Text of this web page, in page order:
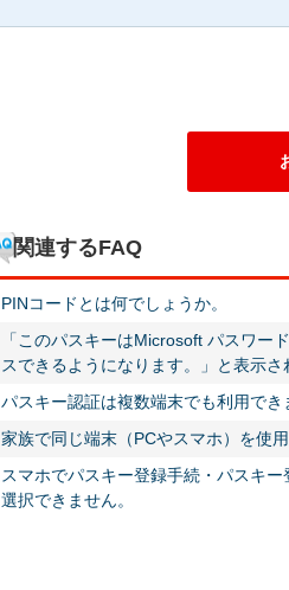
関連するFAQ
PINコードとは何でしょうか。
「このパスキーはMicrosoft パスワー
スできるようになります。」と表示さ
パスキー認証は複数端末でも利用でき
家族で同じ端末（PCやスマホ）を使
スマホでパスキー登録手続・パスキ
選択できません。